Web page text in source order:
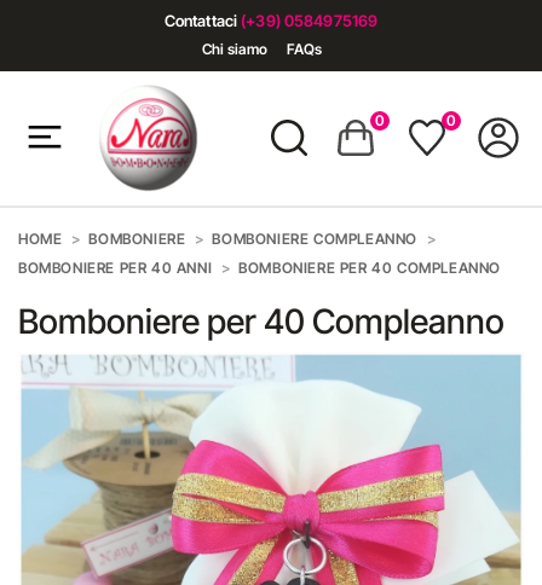
Contattaci (+39) 0584975169
Chi siamo FAQs
0 0
HOME BOMBONIERE
BOMBONIERE COMPLEANNO
BOMBONIERE PER 40 ANNI
BOMBONIERE PER 40 COMPLEANNO
Bomboniere per 40 Compleanno